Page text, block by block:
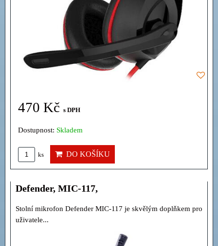
470 Kč s DPH
Dostupnost: Skladem
ks DO KOŠÍKU
Defender, MIC-117,
Stolní mikrofon Defender MIC-117 je skvělým doplňkem pro
uživatele...